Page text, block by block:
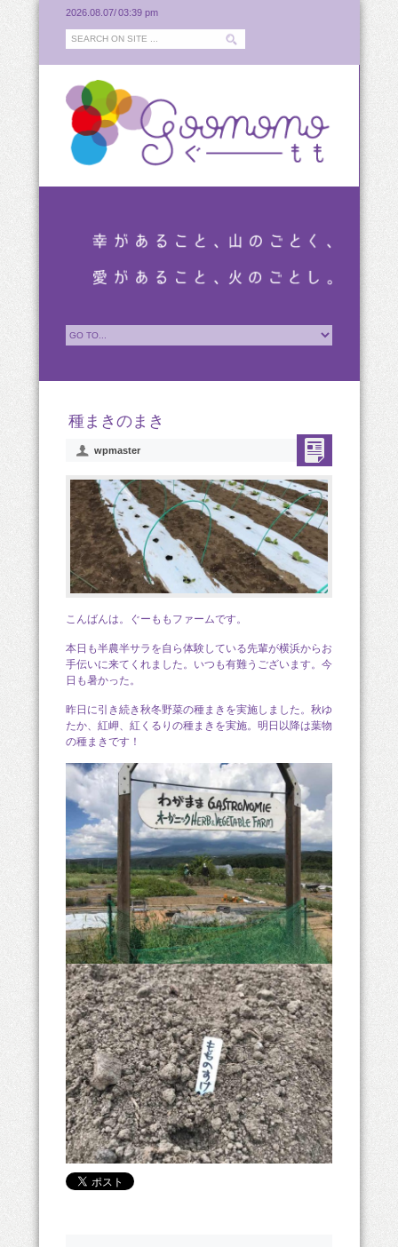
2026.08.07/03:39 pm
種まきのまき
wpmaster
こんばんは。ぐーももファームです。
本日も半農半サラを自ら体験している先輩が横浜からお
手伝いに来てくれました。いつも有難うございます。今
日も暑かった。
昨日に引き続き秋冬野菜の種まきを実施しました。秋ゆ
たか、紅岬、紅くるりの種まきを実施。明日以降は葉物
の種まきです！